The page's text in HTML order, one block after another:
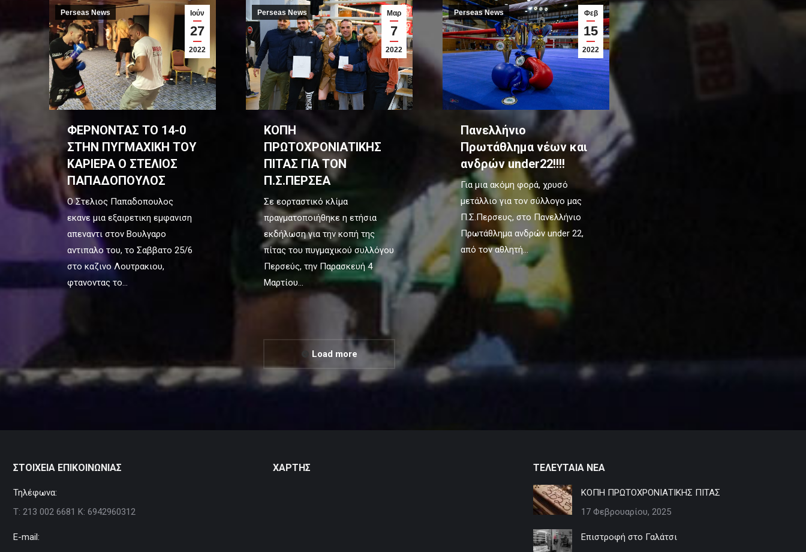
Ιούν
27
2022
Perseas News
ΦΕΡΝΟΝΤΑΣ ΤΟ 14-0
ΣΤΗΝ ΠΥΓΜΑΧΙΚΗ ΤΟΥ
ΚΑΡΙΕΡΑ Ο ΣΤΕΛΙΟΣ
ΠΑΠΑΔΟΠΟΥΛΟΣ
Ο Στελιος Παπαδοπουλος
εκανε μια εξαιρετικη εμφανιση
απεναντι στον Βουλγαρο
αντιπαλο του, το Σαββατο 25/6
στο καζινο Λουτρακιου,
φτανοντας το…
Μαρ
7
2022
Perseas News
ΚΟΠΗ
ΠΡΩΤΟΧΡΟΝΙΑΤΙΚΗΣ
ΠΙΤΑΣ ΓΙΑ ΤΟΝ
Π.Σ.ΠΕΡΣΕΑ
Σε εορταστικό κλίμα
πραγματοποιήθηκε η ετήσια
εκδήλωση για την κοπή της
πίτας του πυγμαχικού συλλόγου
Περσεύς, την Παρασκευή 4
Μαρτίου…
Φεβ
15
2022
Perseas News
Πανελλήνιο
Πρωτάθλημα νέων και
ανδρών under22!!!!
Για μια ακόμη φορά, χρυσό
μετάλλιο για τον σύλλογο μας
Π.Σ.Περσευς, στο Πανελλήνιο
Πρωτάθλημα ανδρών under 22,
από τον αθλητή…
Load more
ΣΤΟΙΧΕΙΑ ΕΠΙΚΟΙΝΩΝΙΑΣ
Τηλέφωνα:
Τ: 213 002 6681 Κ: 6942960312
E-mail:
ΧΑΡΤΗΣ ΤΕΛΕΥΤΑΙΑ ΝΕΑ
ΚΟΠΗ ΠΡΩΤΟΧΡΟΝΙΑΤΙΚΗΣ ΠΙΤΑΣ
17 Φεβρουαρίου, 2025
Επιστροφή στο Γαλάτσι